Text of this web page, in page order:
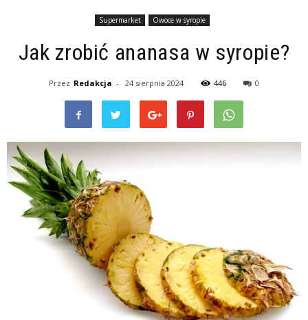
Supermarket Owoce w syropie
Jak zrobić ananasa w syropie?
Przez Redakcja - 24 sierpnia 2024 446 0